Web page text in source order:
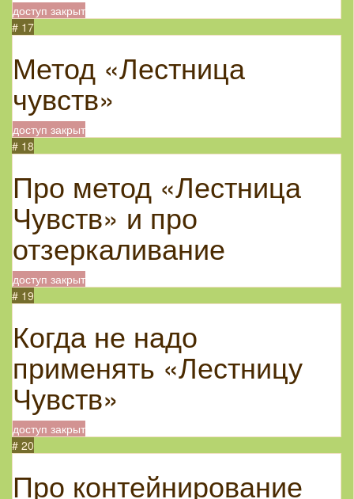
доступ закрыт
# 17
Метод «Лестница
чувств»
доступ закрыт
# 18
Про метод «Лестница
Чувств» и про
отзеркаливание
доступ закрыт
# 19
Когда не надо
применять «Лестницу
Чувств»
доступ закрыт
# 20
Про контейнирование